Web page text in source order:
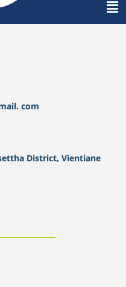
com
District, Vientiane